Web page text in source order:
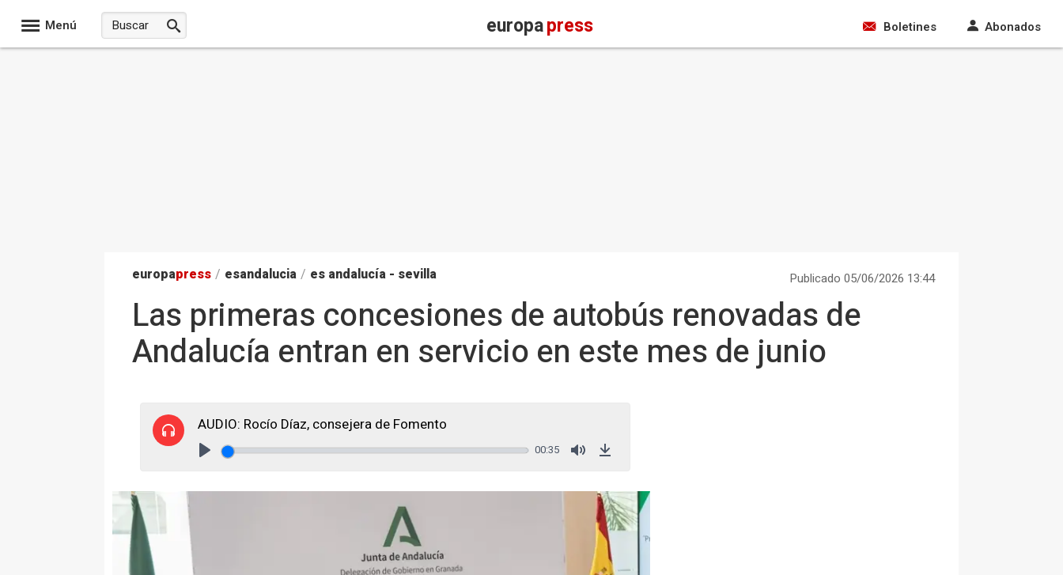
Menú europapress Boletines Abonados
europapress / esandalucia / es andalucía - sevilla Publicado 05/06/2026 13:44
Las primeras concesiones de autobús renovadas de
Andalucía entran en servicio en este mes de junio
AUDIO: Rocío Díaz, consejera de Fomento
00:35